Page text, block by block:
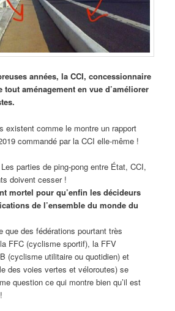
années, la CCI, concessionnaire
tout aménagement en vue d’améliorer
existent comme le montre un rapport
commandé par la CCI elle-même !
parties de ping-pong entre État, CCI,
doivent cesser !
mortel pour qu’enfin les décideurs
de l’ensemble du monde du
que des fédérations pourtant très
FFC (cyclisme sportif), la FFV
(cyclisme utilitaire ou quotidien) et
des voies vertes et véloroutes) se
question ce qui montre bien qu’il est